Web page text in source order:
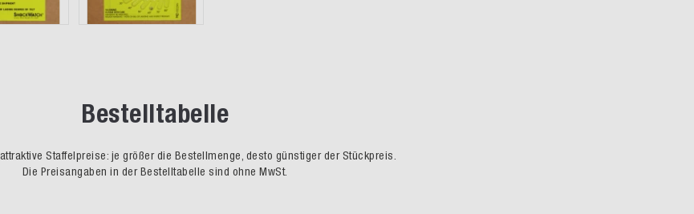
Bestelltabelle
Staffelpreise: je größer die Bestellmenge, desto günstiger der Stückpreis.
Die Preisangaben in der Bestelltabelle sind ohne MwSt.